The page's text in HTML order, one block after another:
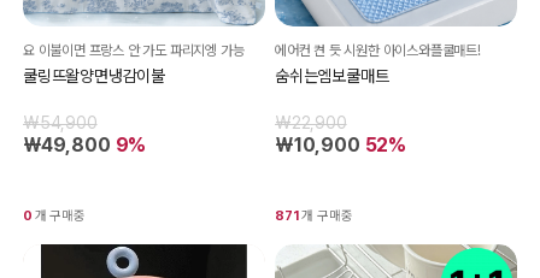
요 이불이면 프랑스 안 가도 파리지엥 가능
쿨링뜨왈양면냉감이불
₩54,900
₩49,800 9%
0 개 구매중
에어컨 켠 듯 시원한 아이스와플쿨매트!
숨쉬는엠보쿨매트
₩22,900
₩10,900 52%
871 개 구매중